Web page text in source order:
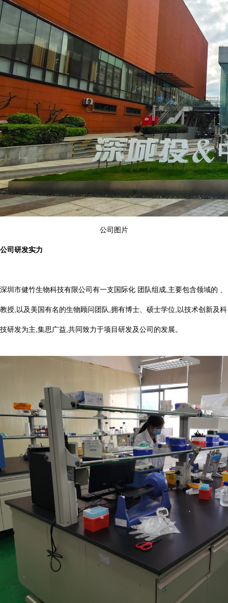
公司图片
公司研发实力
深圳市健竹生物科技有限公司有一支国际化 团队组成,主要包含领域的 、
教授,以及美国有名的生物顾问团队,拥有博士、硕士学位,以技术创新及科
技研发为主,集思广益,共同致力于项目研发及公司的发展。